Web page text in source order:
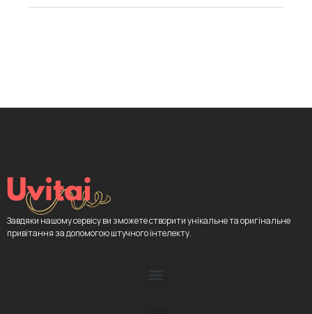
Завдяки нашому сервісу ви зможете створити унікальне та оригінальне
привітання за допомогою штучного інтелекту.